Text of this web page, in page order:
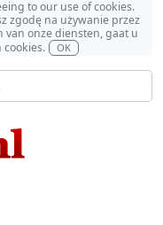
to our use of cookies.
zgodę na używanie przez
van onze diensten, gaat u
OK